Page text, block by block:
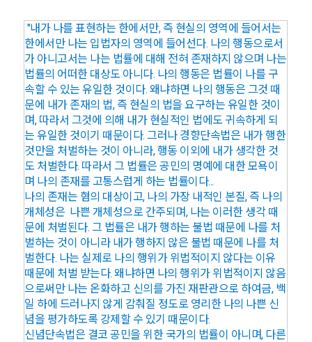
"내가 나를 표현하는 한에서만, 즉 현실의 영역에 들어서는
한에서만 나는 입법자의 영역에 들어선다. 나의 행동으로서
가 아니고서는 나는 법률에 대해 전혀 존재하지 않으며 나는
법률의 어떠한 대상도 아니다. 나의 행동은 법률이 나를 구
속할 수 있는 유일한 것이다. 왜냐하면 나의 행동은 그것 때
문에 내가 존재의 법, 즉 현실의 법을 요구하는 유일한 것이
며, 따라서 그것에 의해 내가 현실적인 법에도 귀속하게 되
는 유일한 것이기 때문이다. 그러나 경향단속법은 내가 행한
것만을 처벌하는 것이 아니라, 행동 이외에 내가 생각한 것
도 처벌한다. 따라서 그 법률은 공민의 명예에 대한 모욕이
며 나의 존재를 고통스럽게 하는 법률이다...
나의 존재는 혐의 대상이고, 나의 가장 내적인 본질, 즉 나의
개체성은 나쁜 개체성으로 간주되며, 나는 이러한 생각 때
문에 처벌된다. 그 법률은 내가 행하는 불법 때문에 나를 처
벌하는 것이 아니라 내가 행하지 않은 불법 때문에 나를 처
벌한다. 나는 실제로 나의 행위가 위법적이지 않다는 이유
때문에 처벌 받는다. 왜냐하면 나의 행위가 위법적이지 않음
으로써만 나는 온화하고 신의를 가진 재판관으로 하여금, 백
일 하에 드러나지 않게 감춰질 정도로 영리한 나의 나쁜 신
념을 평가하도록 강제할 수 있기 때문이다.
신념단속법은 결코 공민을 위한 국가의 법률이 아니며, 다른